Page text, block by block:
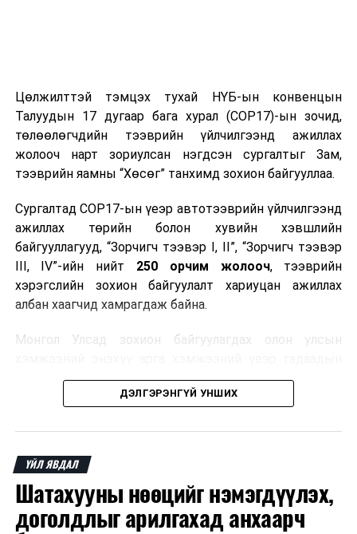
Цөлжилттэй тэмцэх тухай НҮБ-ын конвенцын
Талуудын 17 дугаар бага хурал (COP17)-ын зочид,
төлөөлөгчдийн тээврийн үйлчилгээнд ажиллах
жолооч нарт зориулсан нэгдсэн сургалтыг Зам,
тээврийн яамны “Хөсөг” танхимд зохион байгууллаа.
Сургалтад COP17-ын үеэр автотээврийн үйлчилгээнд
ажиллах төрийн болон хувийн хэвшлийн
байгууллагууд, “Зорчигч тээвэр I, II”, “Зорчигч тээвэр
III, IV”-ийн нийт 250 орчим жолооч, тээврийн
хэрэгслийн зохион байгуулалт хариуцан ажиллах
албан хаагчид хамрагдаж байна.
Монгол Улсад зохион байгуулагдах олон улсын
зочид, төлөөлөгчдөд аюулгүй, шуурхай, соёлтой,
мэргэжлийн түвшинд тээврийн үйлчилгээ үзүүлэх
зохион байгуулалтын онцлог, зочид, төлөөлөгчдийн
ангилал, үйлчилгээний стандарт, жолооч нарын үүрэг
хариуцлага, сахилга бат, үйлчилгээний соёл, ёс зүй,
мэргэжлийн харилцааны талаар нэгдсэн мэдээлэл
ДЭЛГЭРЭНГҮЙ УНШИХ
ҮЙЛ ЯВДАЛ
Шатахууны нөөцийг нэмэгдүүлэх,
доголдлыг арилгахад анхаарч